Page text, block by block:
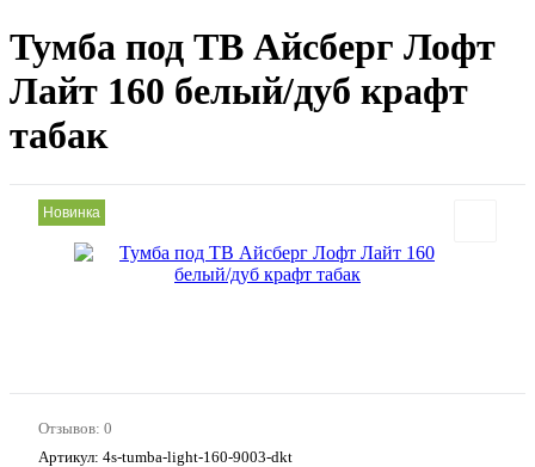
Тумба под ТВ Айсберг Лофт
Лайт 160 белый/дуб крафт
табак
Новинка
Отзывов: 0
Артикул: 4s-tumba-light-160-9003-dkt